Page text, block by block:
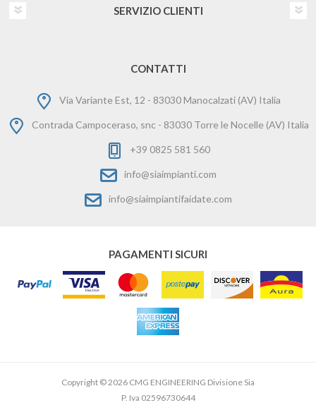
SERVIZIO CLIENTI
CONTATTI
Via Variante Est, 12 - 83030 Manocalzati (AV) Italia
Contrada Campoceraso, snc - 83030 Torre le Nocelle (AV) Italia
+39 0825 581 560
info@siaimpianti.com
info@siaimpiantifaidate.com
PAGAMENTI SICURI
Copyright © 2026 CMG ENGINEERING Divisione Sia
P. Iva 02596730644